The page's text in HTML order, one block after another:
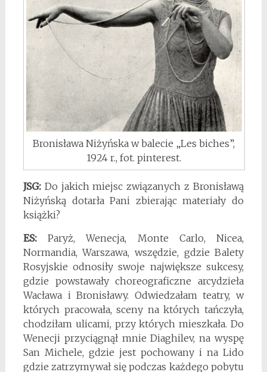
Bronisława Niżyńska w balecie „Les biches”,
1924 r., fot. pinterest.
JSG:Do jakich miejsc związanych z Bronisławą
Niżyńską dotarła Pani zbierając materiały do
książki?
ES:Paryż, Wenecja, Monte Carlo, Nicea,
Normandia, Warszawa, wszędzie, gdzie Balety
Rosyjskie odnosiły swoje największe sukcesy,
gdzie powstawały choreograficzne arcydzieła
Wacława i Bronisławy. Odwiedzałam teatry, w
których pracowała, sceny na których tańczyła,
chodziłam ulicami, przy których mieszkała. Do
Wenecji przyciągnął mnie Diaghilev, na wyspę
San Michele, gdzie jest pochowany i na Lido
gdzie zatrzymywał się podczas każdego pobytu